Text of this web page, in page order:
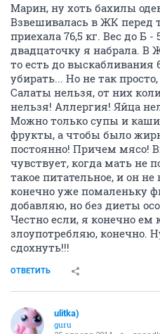
Марин, ну хоть бахилы
Взвешивалась в ЖК перед
приехала 76,5 кг. Вес до Б -
двадцаточку я набрала. В
то есть до выскабливания
убирать... Но не так
Салаты нельзя, от них
нельзя! Аллергия! Яйца
Можно только супы и
фрукты, а чтобы было
постоянно! Причем мясо!
чувствует, когда мать не
такое питательное, и он
конечно уже помаленьку
добавляю, но без диеты
Честно если, я конечно
злоупотребляю, конечно.
сдохнуть!!!
ОТВЕТИТЬ
ulitka)
guru